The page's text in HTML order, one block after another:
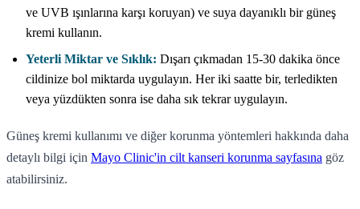
ve UVB ışınlarına karşı koruyan) ve suya dayanıklı bir güneş
kremi kullanın.
Yeterli Miktar ve Sıklık: Dışarı çıkmadan 15-30 dakika önce
cildinize bol miktarda uygulayın. Her iki saatte bir, terledikten
veya yüzdükten sonra ise daha sık tekrar uygulayın.
Güneş kremi kullanımı ve diğer korunma yöntemleri hakkında daha
detaylı bilgi için Mayo Clinic'in cilt kanseri korunma sayfasına göz
atabilirsiniz.